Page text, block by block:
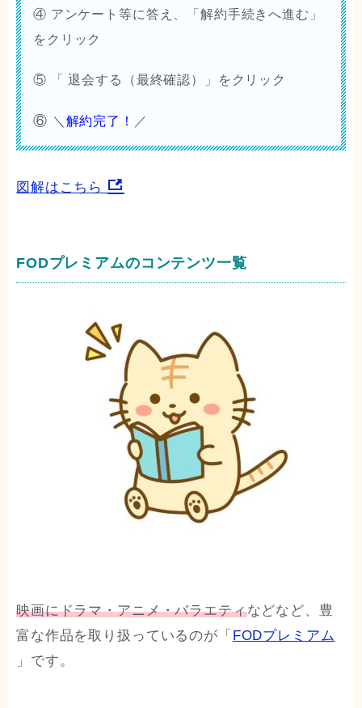
④ アンケート等に答え、「解約手続きへ進む 」
をクリック
⑤ 「退会する（最終確認）」 をクリック
⑥ ＼ 解約完了！ ／
図解はこちら
FODプレミアムのコンテンツ一覧
映画にドラマ・アニメ・バラエティなどなど、豊
富な作品を取り扱っているのが「 FODプレミアム
」です。